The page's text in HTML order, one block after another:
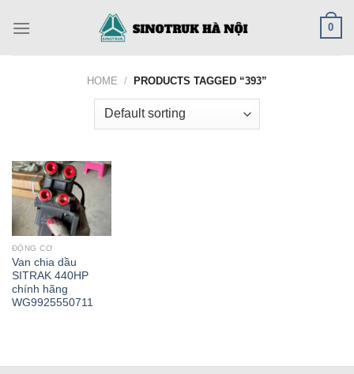
0
HOME / PRODUCTS TAGGED “393”
ĐỘNG CƠ
Van chia dầu
SITRAK 440HP
chính hãng
WG9925550711